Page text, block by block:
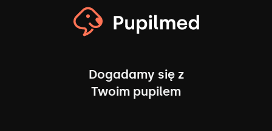
Dogadamy się z
Twoim pupilem